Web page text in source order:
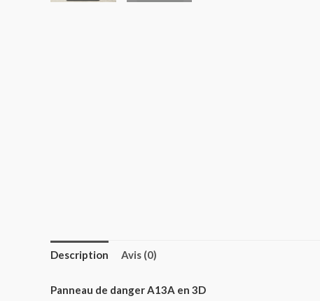
Description Avis (0)
Panneau de danger A13A en 3D